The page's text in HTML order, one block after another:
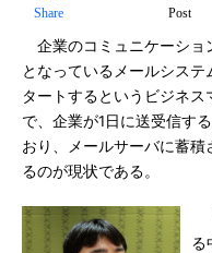
Share Post
企業のコミュニケーショ
となっているメールシス
タートするというビジネ
で、企業が1日に送受信す
おり、メールサーバに蓄
るのが現状である。
る